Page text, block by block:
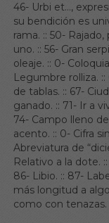
46- Urbi et…,
su bendición es
rama. :: 50- Rajado,
uno. :: 56- Gran
oleaje. :: 0-
Legumbre rolliza. ::
de tablas. :: 67-
ganado. :: 71- Ir a
74- Campo lleno
acento. :: 0- Cifra
Abreviatura de
Relativo a la dote. ::
86- Libio. :: 87-
más longitud a
como con tenazas.